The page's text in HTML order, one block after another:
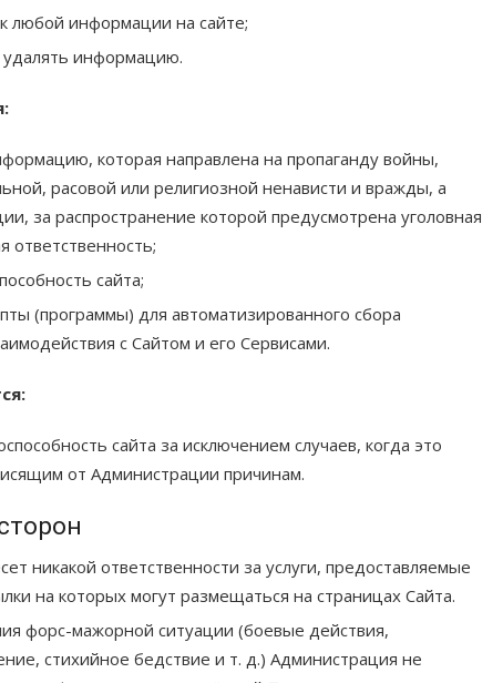
любой информации на сайте;
удалять информацию.
которая направлена на пропаганду войны,
расовой или религиозной ненависти и вражды, а
за распространение которой предусмотрена уголовная
ответственность;
сайта;
(программы) для автоматизированного сбора
с Сайтом и его Сервисами.
сайта за исключением случаев, когда это
от Администрации причинам.
никакой ответственности за услуги, предоставляемые
на которых могут размещаться на страницах Сайта.
форс-мажорной ситуации (боевые действия,
стихийное бедствие и т. д.) Администрация не